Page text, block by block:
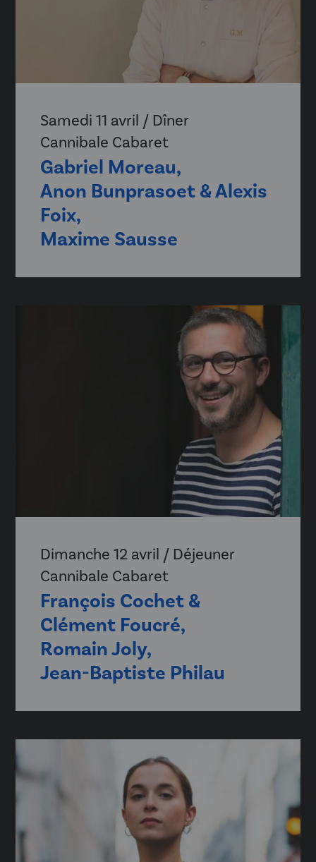
Samedi 11 avril / Dîner
Cannibale Cabaret
Gabriel Moreau,
Anon Bunprasoet & Alexis
Foix,
Maxime Sausse
Dimanche 12 avril / Déjeuner
Cannibale Cabaret
François Cochet &
Clément Foucré,
Romain Joly,
Jean-Baptiste Philau